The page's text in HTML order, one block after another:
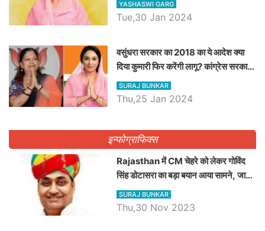
जाने पूरा जीवन परिचय
YASHASWI GARG
Tue,30 Jan 2024
वसुंधरा सरकार का 2018 का ये आदेश क्या
दिया कुमारी फिर करेंगी लागू? कांग्रेस सरकार
ने किया था निरस्त
SURAJ BUNKAR
Thu,25 Jan 2024
इन्फोग्राफिक्स
Rajasthan में CM चेहरे को लेकर गोविंद
सिंह डोटासरा का बड़ा बयान आया सामने, जानें
विचार
SURAJ BUNKAR
Thu,30 Nov 2023